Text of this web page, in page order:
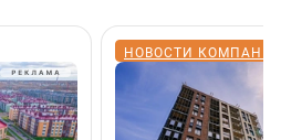
НОВОСТИ